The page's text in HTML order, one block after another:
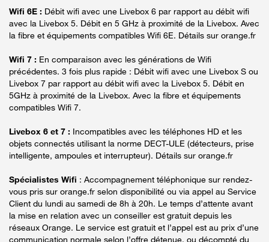
Wifi 6E : Débit wifi avec une Livebox 6 par rapport au débit wifi
avec la Livebox 5. Débit en 5 GHz à proximité de la Livebox. Avec
la fibre et équipements compatibles Wifi 6E. Détails sur orange.fr
Wifi 7 : En comparaison avec les générations de Wifi
précédentes. 3 fois plus rapide : Débit wifi avec une Livebox S ou
Livebox 7 par rapport au débit wifi avec la Livebox 5. Débit en
5GHz à proximité de la Livebox. Avec la fibre et équipements
compatibles Wifi 7.
Livebox 6 et 7 : Incompatibles avec les téléphones HD et les
objets connectés utilisant la norme DECT-ULE (détecteurs, prise
intelligente, ampoules et interrupteur). Détails sur orange.fr
Spécialistes Wifi : Accompagnement téléphonique sur rendez-
vous pris sur orange.fr selon disponibilité ou via appel au Service
Client du lundi au samedi de 8h à 20h. Le temps d’attente avant
la mise en relation avec un conseiller est gratuit depuis les
réseaux Orange. Le service est gratuit et l’appel est au prix d’une
communication normale selon l’offre détenue, ou décompté du